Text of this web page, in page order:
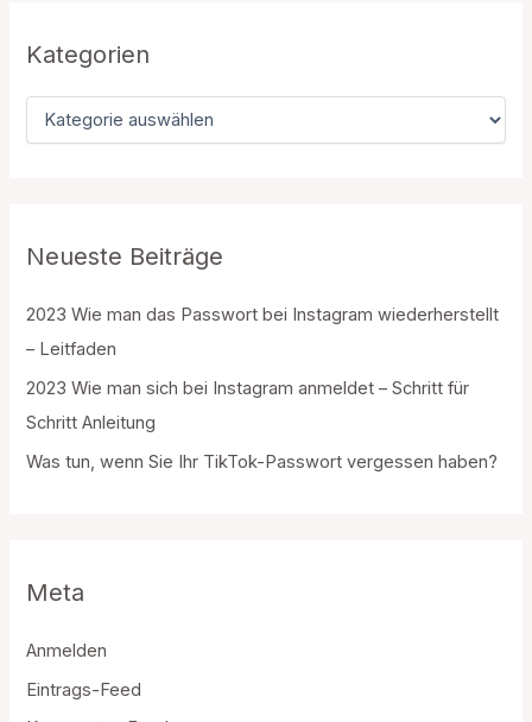
n
c
:
Kategorien
r
n
Neueste Beiträge
2023 Wie man das Passwort bei Instagram wiederherstellt
– Leitfaden
2023 Wie man sich bei Instagram anmeldet – Schritt für
Schritt Anleitung
Was tun, wenn Sie Ihr TikTok-Passwort vergessen haben?
Meta
Anmelden
Eintrags-Feed